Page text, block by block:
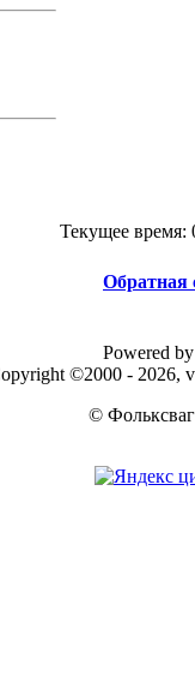
Текущее время:
Обратная
Powered
©2000 - 2026,
©